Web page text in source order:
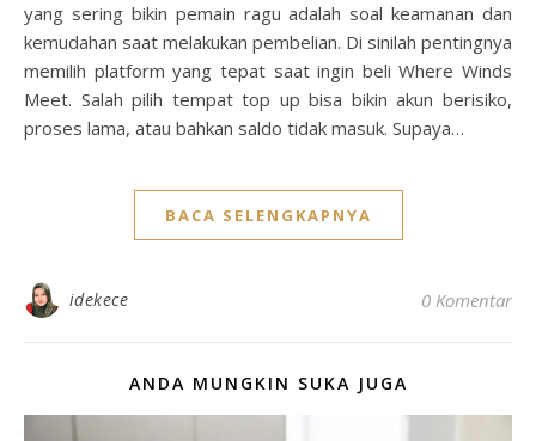
yang sering bikin pemain ragu adalah soal keamanan dan
kemudahan saat melakukan pembelian. Di sinilah pentingnya
memilih platform yang tepat saat ingin beli Where Winds
Meet. Salah pilih tempat top up bisa bikin akun berisiko,
proses lama, atau bahkan saldo tidak masuk. Supaya…
BACA SELENGKAPNYA
idekece 0 Komentar
ANDA MUNGKIN SUKA JUGA